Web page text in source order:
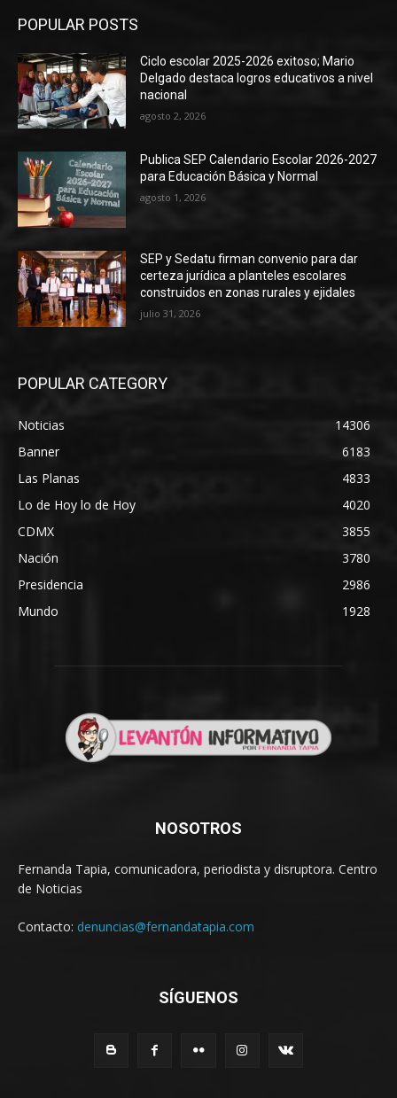
POPULAR POSTS
Ciclo escolar 2025-2026 exitoso; Mario
Delgado destaca logros educativos a nivel
nacional
agosto 2, 2026
Publica SEP Calendario Escolar 2026-2027
para Educación Básica y Normal
agosto 1, 2026
SEP y Sedatu firman convenio para dar
certeza jurídica a planteles escolares
construidos en zonas rurales y ejidales
julio 31, 2026
POPULAR CATEGORY
Noticias
14306
Banner
6183
Las Planas
4833
Lo de Hoy lo de Hoy
4020
CDMX
3855
Nación
3780
Presidencia
2986
Mundo
1928
NOSOTROS
Fernanda Tapia, comunicadora, periodista y disruptora. Centro
de Noticias
Contacto: denuncias@fernandatapia.com
SÍGUENOS